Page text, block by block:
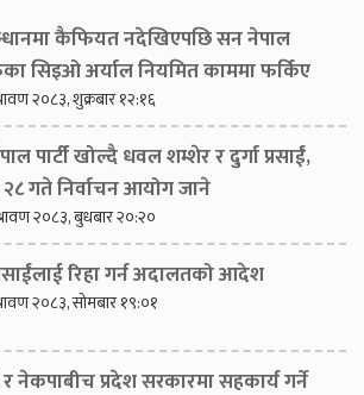
कैफियत नदेखिएपछि सन नेपाल
सिइओ अर्याल नियमित काममा फर्किए
२०८३, शुक्रबार १२:१६
पार्टी खोल्दै धवल शम्शेर र दुर्गा प्रसाईं,
गते निर्वाचन आयोग जाने
२०८३, बुधबार २०:२०
रिहा गर्न अदालतको आदेश
२०८३, सोमबार १९:०१
नेकपाबीच प्रदेश सरकारमा सहकार्य गर्ने